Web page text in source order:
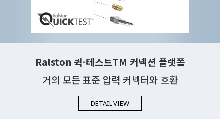
Ralston 퀵-테스트TM 커넥션 플랫폼
거의 모든 표준 압력 커넥터와 호환
DETAIL VIEW